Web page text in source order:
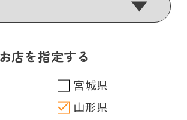
店を指定する
宮城県
山形県